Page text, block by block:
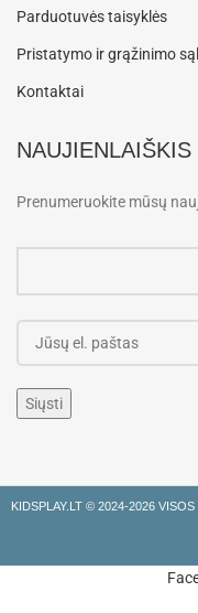
Parduotuvės taisyklės
Pristatymo ir grąžinimo
Kontaktai
NAUJIENLAIŠKIS
Prenumeruokite mūsų
KIDSPLAY.LT © 2024-2026 VISOS